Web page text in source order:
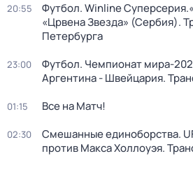
20:55
Футбол. Winline
«Црвена Звезда» (Сербия).
Петербурга
23:00
Футбол. Чемпионат мира-
Аргентина - Швейцария.
01:15 Все на Матч!
02:30
Смешанные единоборства.
против Макса Холлоуэя.